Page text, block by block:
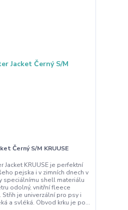
Černý S/M KRUUSE
Jacket KRUUSE je perfektní
pejska i v zimních dnech v
speciálnímu shell materiálu
odolný, vnitřní fleece
je univerzální pro psy i
a svléká. Obvod krku je po...